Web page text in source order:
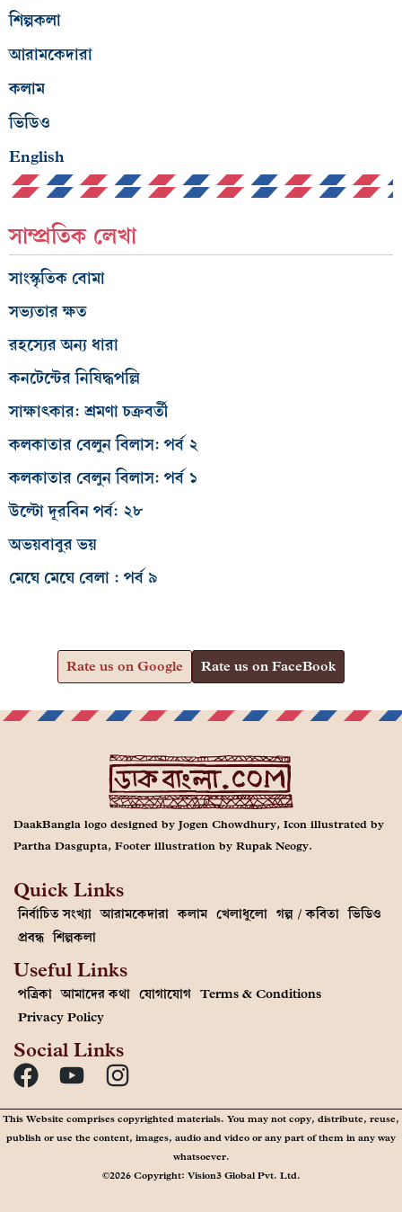
শিল্পকলা
আরামকেদারা
কলাম
ভিডিও
English
সাম্প্রতিক লেখা
সাংস্কৃতিক বোমা
সভ্যতার ক্ষত
রহস্যের অন্য ধারা
কনটেন্টের নিষিদ্ধপল্লি
সাক্ষাৎকার: শ্রমণা চক্রবর্তী
কলকাতার বেলুন বিলাস: পর্ব ২
কলকাতার বেলুন বিলাস: পর্ব ১
উল্টো দূরবিন পর্ব: ২৮
অভয়বাবুর ভয়
মেঘে মেঘে বেলা : পর্ব ৯
Rate us on Google Rate us on FaceBook
DaakBangla logo designed by Jogen Chowdhury, Icon illustrated by
Partha Dasgupta, Footer illustration by Rupak Neogy.
Quick Links
নির্বাচিত সংখ্যা আরামকেদারা কলাম খেলাধুলো গল্প / কবিতা ভিডিও
প্রবন্ধ শিল্পকলা
Useful Links
পত্রিকা আমাদের কথা যোগাযোগ Terms & Conditions
Privacy Policy
Social Links
This Website comprises copyrighted materials. You may not copy, distribute, reuse,
publish or use the content, images, audio and video or any part of them in any way
whatsoever.
©2026 Copyright: Vision3 Global Pvt. Ltd.